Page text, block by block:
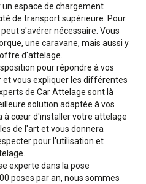
espace de chargement
de transport supérieure. Pour
s'avérer nécessaire. Vous
une caravane, mais aussi y
d'attelage.
pour répondre à vos
vous expliquer les différentes
de Car Attelage sont là
solution adaptée à vos
à cœur d'installer votre attelage
de l'art et vous donnera
pour l'utilisation et
experte dans la pose
poses par an, nous sommes